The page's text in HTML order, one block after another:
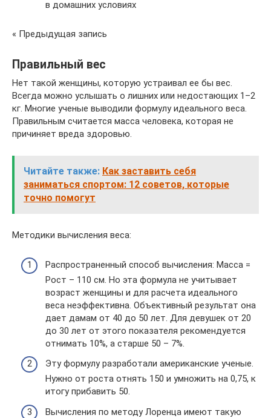
в домашних условиях
« Предыдущая запись
Правильный вес
Нет такой женщины, которую устраивал ее бы вес.
Всегда можно услышать о лишних или недостающих 1–2
кг. Многие ученые выводили формулу идеального веса.
Правильным считается масса человека, которая не
причиняет вреда здоровью.
Читайте также: Как заставить себя
заниматься спортом: 12 советов, которые
точно помогут
Методики вычисления веса:
Распространенный способ вычисления: Масса =
Рост – 110 см. Но эта формула не учитывает
возраст женщины и для расчета идеального
веса неэффективна. Объективный результат она
дает дамам от 40 до 50 лет. Для девушек от 20
до 30 лет от этого показателя рекомендуется
отнимать 10%, а старше 50 – 7%.
Эту формулу разработали американские ученые.
Нужно от роста отнять 150 и умножить на 0,75, к
итогу прибавить 50.
Вычисления по методу Лоренца имеют такую